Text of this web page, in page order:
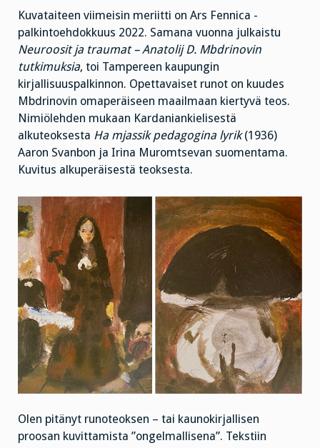
Kuvataiteen viimeisin meriitti on Ars Fennica -
palkintoehdokkuus 2022. Samana vuonna julkaistu
Neuroosit ja traumat – Anatolij D. Mbdrinovin
tutkimuksia, toi Tampereen kaupungin
kirjallisuuspalkinnon. Opettavaiset runot on kuudes
Mbdrinovin omaperäiseen maailmaan kiertyvä teos.
Nimiölehden mukaan Kardaniankielisestä
alkuteoksesta Ha mjassik pedagogina lyrik(1936)
Aaron Svanbon ja Irina Muromtsevan suomentama.
Kuvitus alkuperäisestä teoksesta.
Olen pitänyt runoteoksen – tai kaunokirjallisen
proosan kuvittamista ”ongelmallisena”. Tekstiin